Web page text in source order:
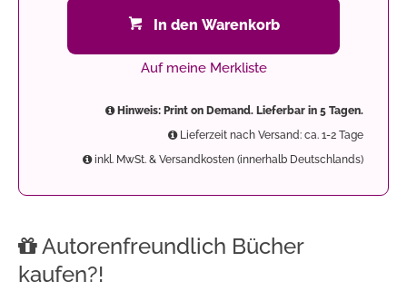
In den Warenkorb
Auf meine Merkliste
Hinweis: Print on Demand. Lieferbar in 5 Tagen.
Lieferzeit nach Versand: ca. 1-2 Tage
inkl. MwSt. & Versandkosten (innerhalb Deutschlands)
Autorenfreundlich Bücher
kaufen?!